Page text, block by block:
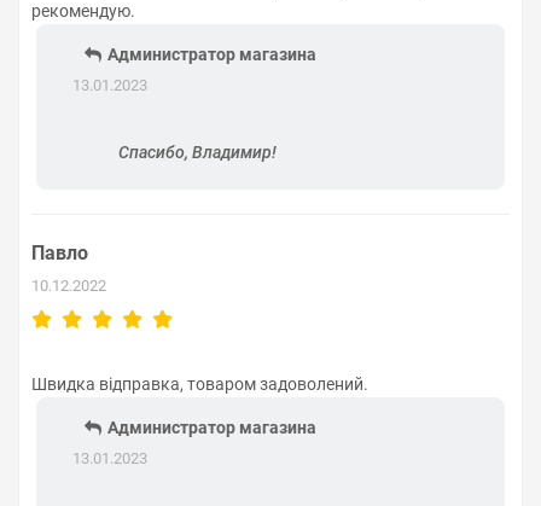
рекомендую.
Администратор магазина
13.01.2023
Спасибо, Владимир!
Павло
10.12.2022
Швидка відправка, товаром задоволений.
Администратор магазина
13.01.2023